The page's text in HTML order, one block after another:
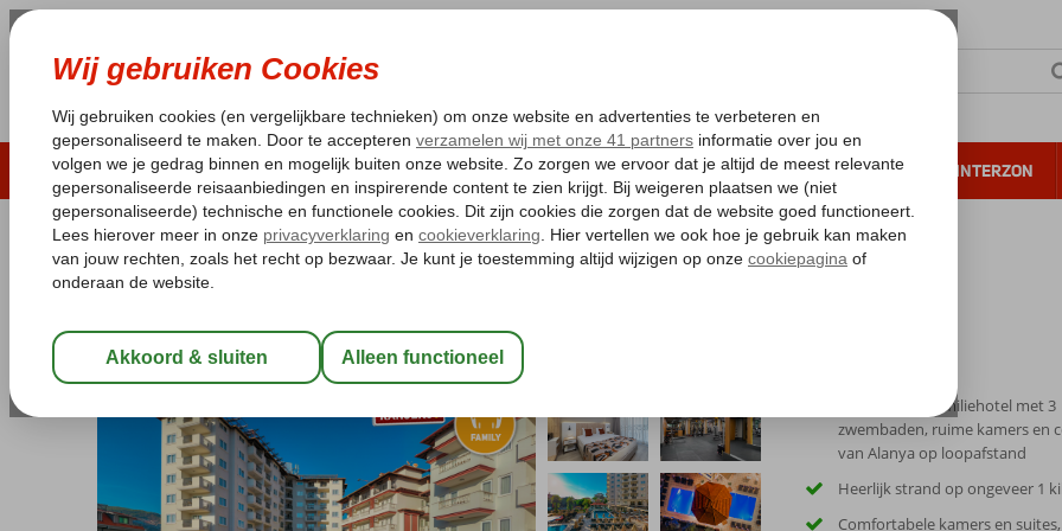
LAST MINUTE ZOMER 2026 ZONVAKANTIE VERRE REIZEN ALL INCLUSIVE WINTERZON
Pakketgarantie Laagsteprijsgarantie* Gratis annuleren*
Home
Turkije Turkse Riviera
Villa Sunflower
All Inclusive Hotel
Gemoedelijk familiehotel met 3
zwembaden, ruime kamers en
van Alanya op loopafstand
Heerlijk strand op ongeveer 1
Comfortabele kamers en